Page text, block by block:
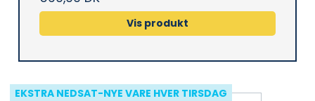
Vis produkt
EKSTRA NEDSAT-NYE VARE HVER TIRSDAG